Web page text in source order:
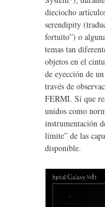
dieciocho
serendipity
fortuito”) o
temas tan
objetos en el
de eyección de
través de
FERMI. Sí que
unidos como
instrumentación
límite” de las
disponible.